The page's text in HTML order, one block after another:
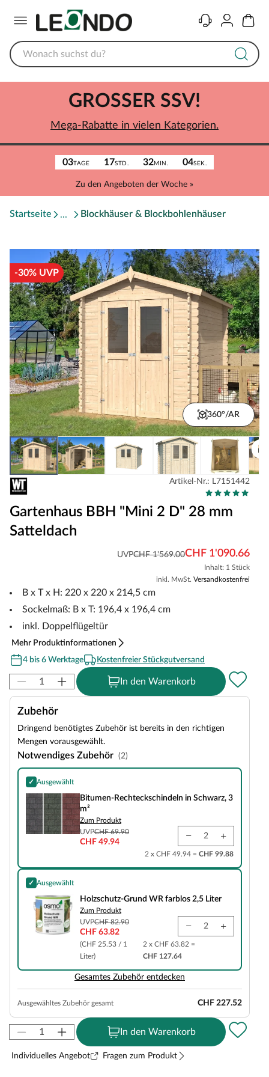
KontaktKonto
03TAGE 17STD. 32MIN. 04SEK.
Zu den Angeboten der Woche »
GROSSER SSV!
Mega-Rabatte in vielen Kategorien.
Startseite Blockhäuser & Blockbohlenhäuser
-30% UVP
360°/AR
Artikel-Nr.: L7151442
Gartenhaus BBH "Mini 2 D" 28 mm
Satteldach
UVPCHF 1'569.00CHF 1'090.66
Inhalt: 1 Stück
inkl. MwSt. Versandkostenfrei
B x T x H: 220 x 220 x 214,5 cm
Sockelmaß: B x T: 196,4 x 196,4 cm
inkl. Doppelflügeltür
Mehr Produktinformationen
4 bis 6 Werktage
Kostenfreier Stückgutversand
In den Warenkorb
Zubehör
Dringend benötigtes Zubehör ist bereits in den richtigen
Mengen vorausgewählt.
Notwendiges Zubehör (2)
✓ Ausgewählt
Bitumen-Rechteckschindeln in Schwarz, 3 m²
Bitumen-Rechteckschindeln in Schwarz, 3
m²
Zum Produkt
UVPCHF 69.90
CHF 49.94
2 x CHF 49.94 = CHF 99.88
✓ Ausgewählt
Holzschutz-Grund WR farblos 2,5 Liter
Holzschutz-Grund WR farblos 2,5 Liter
Zum Produkt
UVPCHF 82.90
CHF 63.82
(CHF 25.53 / 1
Liter)
2 x CHF 63.82 =
CHF 127.64
Gesamtes Zubehör entdecken
Ausgewähltes Zubehör gesamt CHF 227.52
In den Warenkorb
Individuelles Angebot Fragen zum Produkt